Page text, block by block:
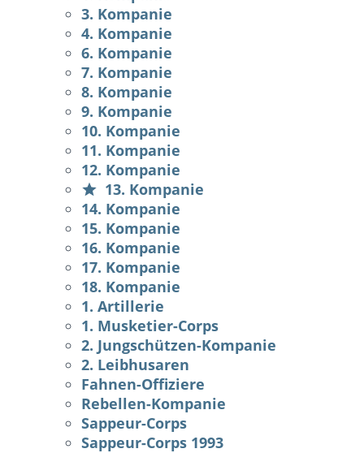
3. Kompanie
4. Kompanie
6. Kompanie
7. Kompanie
8. Kompanie
9. Kompanie
10. Kompanie
11. Kompanie
12. Kompanie
13. Kompanie
14. Kompanie
15. Kompanie
16. Kompanie
17. Kompanie
18. Kompanie
1. Artillerie
1. Musketier-Corps
2. Jungschützen-Kompanie
2. Leibhusaren
Fahnen-Offiziere
Rebellen-Kompanie
Sappeur-Corps
Sappeur-Corps 1993